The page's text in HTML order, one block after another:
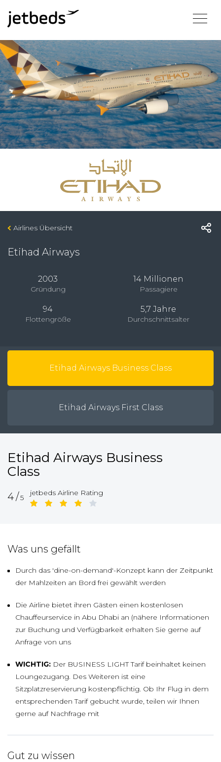
Airlines Übersicht
Etihad Airways
2003
Gründung
14 Millionen
Passagiere
94
Flottengröße
5,7 Jahre
Durchschnittsalter
Etihad Airways Business Class
Etihad Airways First Class
Etihad Airways Business
Class
4/5
jetbeds Airline Rating
Was uns gefällt
Durch das 'dine-on-demand'-Konzept kann der Zeitpunkt
der Mahlzeiten an Bord frei gewählt werden
Die Airline bietet ihren Gästen einen kostenlosen
Chauffeurservice in Abu Dhabi an (nähere Informationen
zur Buchung und Verfügbarkeit erhalten Sie gerne auf
Anfrage von uns
WICHTIG: Der BUSINESS LIGHT Tarif beinhaltet keinen
Loungezugang. Des Weiteren ist eine
Sitzplatzreservierung kostenpflichtig. Ob Ihr Flug in dem
entsprechenden Tarif gebucht wurde, teilen wir Ihnen
gerne auf Nachfrage mit
Gut zu wissen